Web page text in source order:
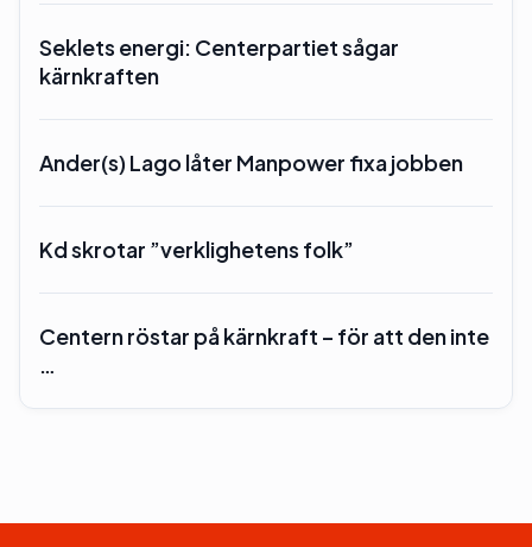
Seklets energi: Centerpartiet sågar
kärnkraften
Ander(s) Lago låter Manpower fixa jobben
Kd skrotar ”verklighetens folk”
Centern röstar på kärnkraft – för att den inte
…